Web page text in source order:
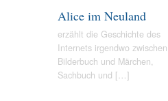
Alice im Neuland
erzählt die Geschichte des
Internets irgendwo zwischen
Bilderbuch und Märchen,
Sachbuch und […]